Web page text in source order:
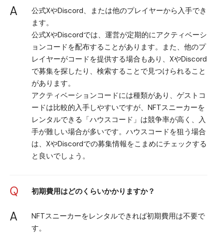
A 公式XやDiscord、または他のプレイヤーから入手でき
ます。
公式XやDiscordでは、運営が定期的にアクティベーシ
ョンコードを配布することがあります。また、他のプ
レイヤーがコードを提供する場合もあり、XやDiscord
で募集を探したり、検索することで見つけられること
があります。
アクティベーションコードには種類があり、ゲストコ
ードは比較的入手しやすいですが、NFTスニーカーを
レンタルできる「ハウスコード」は競争率が高く、入
手が難しい場合が多いです。ハウスコードを狙う場合
は、XやDiscordでの募集情報をこまめにチェックする
と良いでしょう。
Q 初期費用はどのくらいかかりますか？
A
NFTスニーカーをレンタルできれば初期費用は不要で
す。